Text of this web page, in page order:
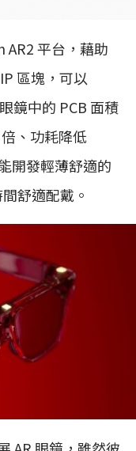
AR2 平台，藉助
區塊，可以
鏡中的 PCB 面積
、功耗降低
開發輕薄舒適的
舒適配戴。